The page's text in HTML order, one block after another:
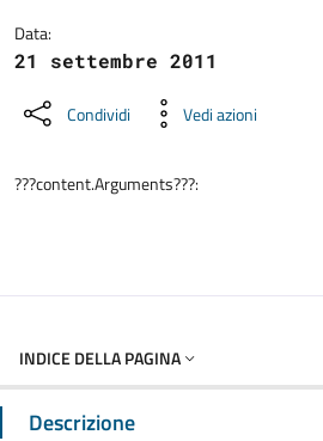
Data:
21 settembre 2011
Condividi Vedi azioni
???content.Arguments???:
INDICE DELLA PAGINA
Descrizione